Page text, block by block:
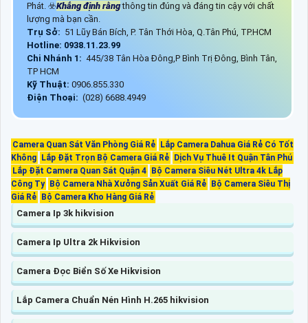
Phát. ☣️Khẳng định rằngthông tin đúng và đáng tin cậy với chất
lượng mà bạn cần.
Trụ Sở: 51 Lũy Bán Bích, P. Tân Thới Hòa, Q.Tân Phú, TP.HCM
Hotline: 0938.11.23.99
Chi Nhánh 1: 445/38 Tân Hòa Đông,P Bình Trị Đông, Bình Tân,
TP HCM
Kỹ Thuật: 0906.855.330
Điện Thoại: (028) 6688.4949
Camera Quan Sát Văn Phòng Giá Rẻ
Lắp Camera Dahua Giá Rẻ Có Tốt
Không
Lắp Đặt Trọn Bộ Camera Giá Rẻ
Dịch Vụ Thuê It Quận Tân Phú
Lắp Đặt Camera Quan Sát Quận 4
Bộ Camera Siêu Nét Ultra 4k Lắp
Công Ty
Bộ Camera Nhà Xưởng Sản Xuất Giá Rẻ
Bộ Camera Siêu Thị
Giá Rẻ
Bộ Camera Kho Hàng Giá Rẻ
Camera Ip 3k hikvision
Camera Ip Ultra 2k Hikvision
Camera Đọc Biển Số Xe Hikvision
Lắp Camera Chuẩn Nén Hình H.265 hikvision